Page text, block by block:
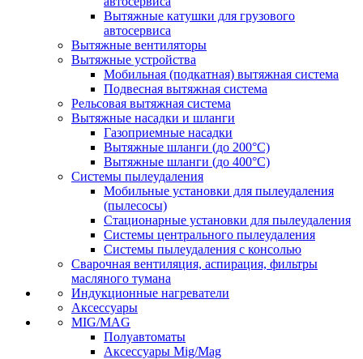
Вытяжные катушки для грузового
автосервиса
Вытяжные вентиляторы
Вытяжные устройства
Мобильная (подкатная) вытяжная система
Подвесная вытяжная система
Рельсовая вытяжная система
Вытяжные насадки и шланги
Газоприемные насадки
Вытяжные шланги (до 200°C)
Вытяжные шланги (до 400°C)
Системы пылеудаления
Мобильные установки для пылеудаления
(пылесосы)
Стационарные установки для пылеудаления
Системы центрального пылеудаления
Системы пылеудаления с консолью
Сварочная вентиляция, аспирация, фильтры
масляного тумана
Индукционные нагреватели
Аксессуары
MIG/MAG
Полуавтоматы
Аксессуары Mig/Mag